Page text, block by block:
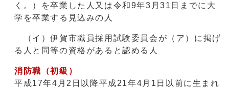
く。）を卒業した人又は令和9年3月31日までに大
学を卒業する見込みの人
（イ）伊賀市職員採用試験委員会が（ア）に掲げ
る人と同等の資格があると認める人
消防職（初級）
平成17年4月2日以降平成21年4月1日以前に生まれ